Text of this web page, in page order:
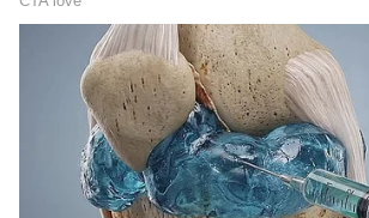
ఎన్టీఆర్ తో చిరంజీవి తిరుగులేని
నటించారు. మరో చిత్రంలో కూడా
అవకాశం చిరంజీవికి దక్కింది. ఆ మూవీ
ఈ చిత్రానికి రాఘవేంద్ర రావు దర్శకుడు.
మూవీలో నటిస్తున్నారు అని కూడా
ప్రకటించారు. కానీ కొన్ని రోజుల తర్వాత